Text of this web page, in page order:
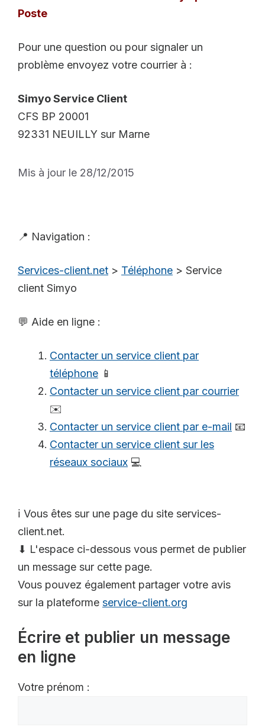
Poste
Pour une question ou pour signaler un
problème envoyez votre courrier à :
Simyo Service Client
CFS BP 20001
92331 NEUILLY sur Marne
Mis à jour le 28/12/2015
📍 Navigation :
Services-client.net > Téléphone > Service
client Simyo
💬 Aide en ligne :
Contacter un service client par
téléphone 📱
Contacter un service client par courrier
✉️
Contacter un service client par e-mail 📧
Contacter un service client sur les
réseaux sociaux 💻
ℹ️ Vous êtes sur une page du site services-
client.net.
⬇ L'espace ci-dessous vous permet de publier
un message sur cette page.
Vous pouvez également partager votre avis
sur la plateforme service-client.org
Écrire et publier un message
en ligne
Votre prénom :